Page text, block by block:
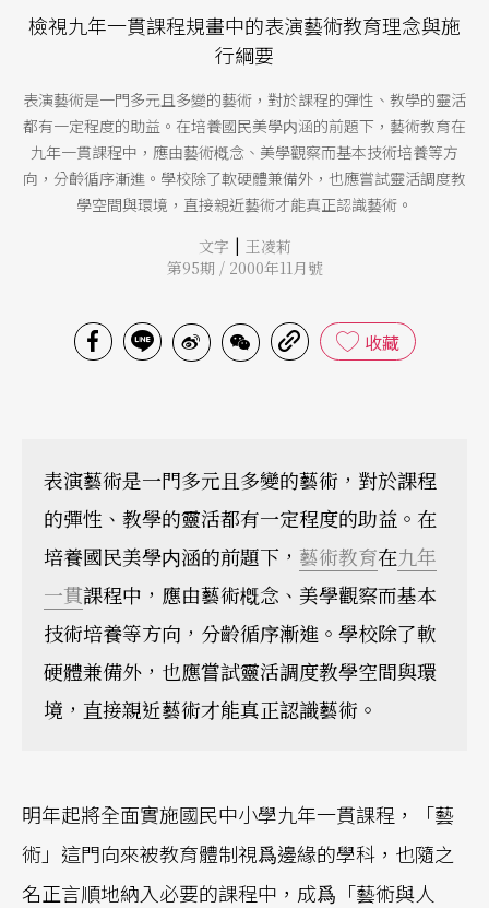
檢視九年一貫課程規畫中的表演藝術教育理念與施
行綱要
表演藝術是一門多元且多變的藝術，對於課程的彈性、教學的靈活
都有一定程度的助益。在培養國民美學内涵的前題下，藝術教育在
九年一貫課程中，應由藝術槪念、美學觀察而基本技術培養等方
向，分齡循序漸進。學校除了軟硬體兼備外，也應嘗試靈活調度教
學空間與環境，直接親近藝術才能真正認識藝術。
文字 | 王凌莉
第95期 / 2000年11月號
收藏
表演藝術是一門多元且多變的藝術，對於課程
的彈性、教學的靈活都有一定程度的助益。在
培養國民美學内涵的前題下， 藝術教育在九年
一貫課程中，應由藝術槪念、美學觀察而基本
技術培養等方向，分齡循序漸進。學校除了軟
硬體兼備外，也應嘗試靈活調度教學空間與環
境，直接親近藝術才能真正認識藝術。
明年起將全面實施國民中小學九年一貫課程，「藝
術」這門向來被教育體制視爲邊緣的學科，也隨之
名正言順地納入必要的課程中，成爲「藝術與人